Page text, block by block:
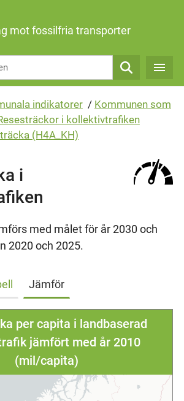
mot fossilfria transporter
Sök
indikatorer / Kommunen som
i kollektivtrafiken
(H4A_KH)
i
med målet för år 2030 och
2020 och 2025.
Jämför
per capita i landbaserad
jämfört med år 2010
(mil/capita)